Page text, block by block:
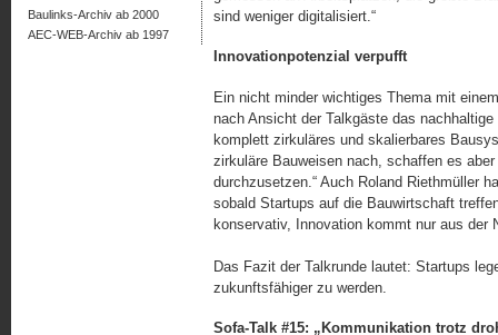
sind weniger digitalisiert.“
Innovationpotenzial verpufft
Ein nicht minder wichtiges Thema mit
nach Ansicht der Talkgäste das
komplett zirkuläres und skalierbares
zirkuläre Bauweisen nach, schaffen es
durchzusetzen.“ Auch Roland Riethmüller
sobald Startups auf die Bauwirtschaft
konservativ, Innovation kommt nur aus der
Das Fazit der Talkrunde lautet: Startups
zukunftsfähiger zu werden.
Sofa-Talk #15: „Kommunikation trotz
Baulinks-Archiv ab 2000
AEC-WEB-Archiv ab 1997